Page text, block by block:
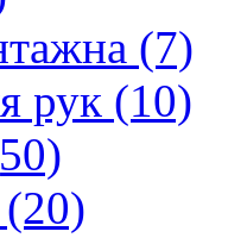
(7)
рук (10)